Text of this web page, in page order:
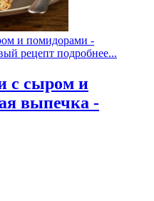
и помидорами -
рецепт подробнее...
с сыром и
выпечка -